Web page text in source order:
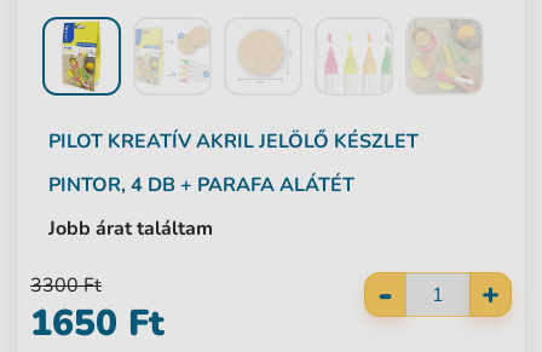
PILOT KREATÍV AKRIL JELÖLŐ KÉSZLET
PINTOR, 4 DB + PARAFA ALÁTÉT
Jobb árat találtam
- +
3300 Ft
1650 Ft